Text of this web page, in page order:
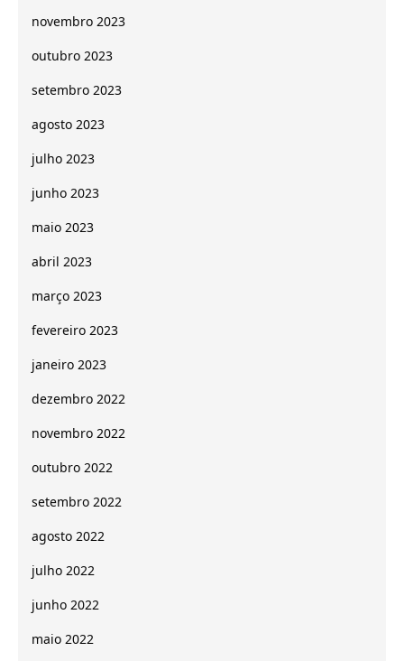
novembro 2023
outubro 2023
setembro 2023
agosto 2023
julho 2023
junho 2023
maio 2023
abril 2023
março 2023
fevereiro 2023
janeiro 2023
dezembro 2022
novembro 2022
outubro 2022
setembro 2022
agosto 2022
julho 2022
junho 2022
maio 2022